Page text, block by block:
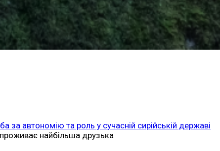
за автономію та роль у сучасній сирійській державі
найбільша друзька